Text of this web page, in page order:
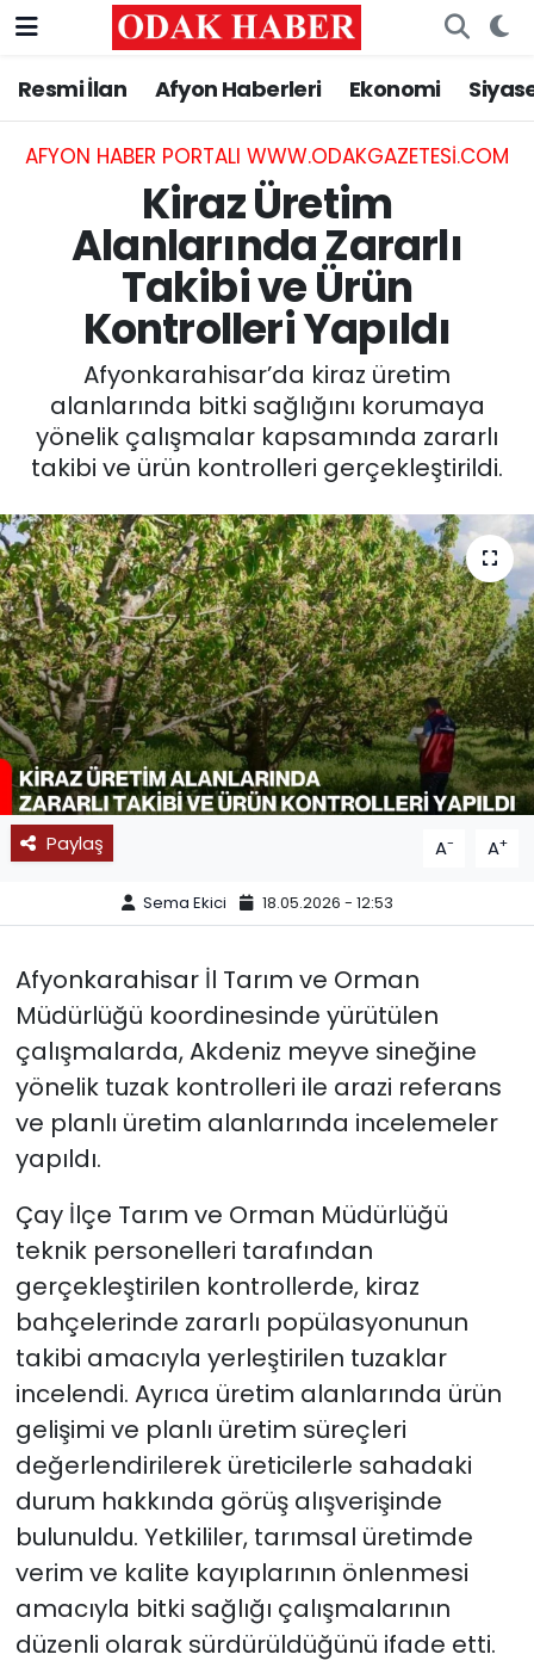
Resmi İlan Afyon Haberleri Ekonomi
AFYON HABER PORTALI WWW.ODAKGAZETESI.COM
Kiraz Üretim
Alanlarında Zararlı
Takibi ve Ürün
Kontrolleri Yapıldı
Afyonkarahisar’da kiraz üretim
alanlarında bitki sağlığını korumaya
yönelik çalışmalar kapsamında zararlı
takibi ve ürün kontrolleri gerçekleştirildi.
Paylaş A- A+
Sema Ekici 18.05.2026 - 12:53
Afyonkarahisar İl Tarım ve Orman
Müdürlüğü koordinesinde yürütülen
çalışmalarda, Akdeniz meyve sineğine
yönelik tuzak kontrolleri ile arazi referans
ve planlı üretim alanlarında incelemeler
yapıldı.
Çay İlçe Tarım ve Orman Müdürlüğü
teknik personelleri tarafından
gerçekleştirilen kontrollerde, kiraz
bahçelerinde zararlı popülasyonunun
takibi amacıyla yerleştirilen tuzaklar
incelendi. Ayrıca üretim alanlarında ürün
gelişimi ve planlı üretim süreçleri
değerlendirilerek üreticilerle sahadaki
durum hakkında görüş alışverişinde
bulunuldu. Yetkililer, tarımsal üretimde
verim ve kalite kayıplarının önlenmesi
amacıyla bitki sağlığı çalışmalarının
düzenli olarak sürdürüldüğünü ifade etti.
AFYONKARAHİSAR HABERLERİ
Resmi İlan
GÜNCEL
SİYASET
EĞİTİM
MAGAZİN
SAĞLIK
SPOR
11:11 MANŞET
Nöbetçi Eczaneler
Hava Durumu
Trafik Durumu
Süper Lig Puan Durumu ve Fikstür
Tüm Manşetler
Son Dakika Haberleri
Haber Arşivi